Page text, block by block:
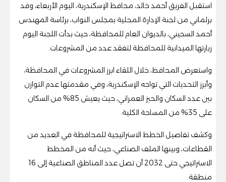
استقبل الفريق أحمد خالد، محافظ الإسكندرية، اليوم الأربعاء، وفد
برلماني من لجنة الإدارة المحلية بمجلس النواب، برئاسة المهندس
أحمد السجيني، بالديوان العام للمحافظة، حيث بدأت اللجنة اليوم
زيارتها الميدانية للمحافظة لتفقد عدد من المشروعات.
واستعرض المحافظ، خلال اللقاء ابرز المشروعات في المحافظة،
وأبرز التحديات التي تواجه الإسكندرية، وفي مقدمتها عدم التوازن
بين عدد السكان والحيز العمراني، حيث يعيش 85% من السكان
على 35% من المساحة الكلية.
وكشف تفاصيل الخطط الاستراتيجية للمحافظة في العديد من
القطاعات، وبينها الملف الصناعي، حيث أنه من المخطط
الاستراتيجي حتى 2032 أن تصل عدد المناطق الصناعية إلى 16
منطقة.